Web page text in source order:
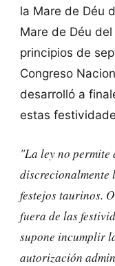
la Mare de Déu
Mare de Déu
principios de
Congreso
desarrolló a
estas
"La ley no
discrecionalmente
festejos taurinos.
fuera de las
supone incumplir
autorización